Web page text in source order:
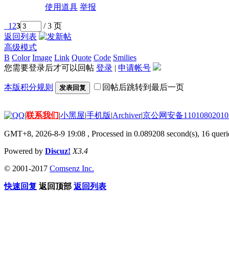
使用道具 举报
1 23
/ 3 页
返回列表
高级模式
B Color Image Link Quote Code Smilies
您需要登录后才可以回帖 登录 | 申请帐号
本版积分规则 发表回复 回帖后跳转到最后一页
|联系我们|小黑屋|手机版|Archiver|京公网安备
GMT+8, 2026-8-9 19:08 , Processed in 0.089208 second(s), 16
Powered by Discuz! X3.4
© 2001-2017 Comsenz Inc.
快速回复 返回顶部 返回列表